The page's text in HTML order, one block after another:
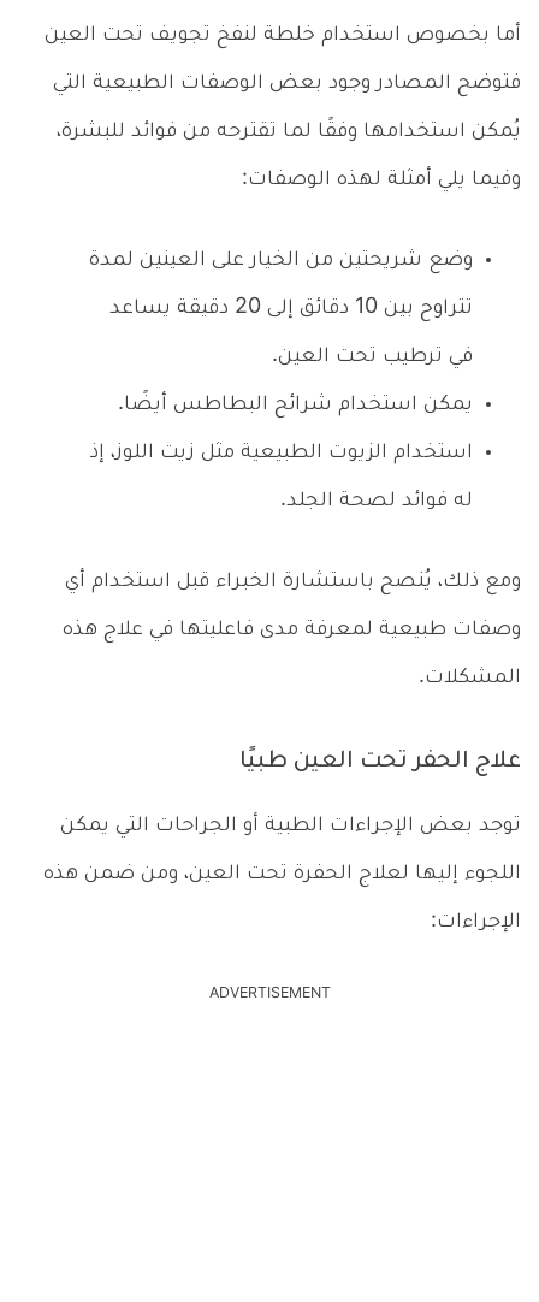
أما بخصوص استخدام خلطة لنفخ تجويف تحت العين
فتوضح المصادر وجود بعض الوصفات الطبيعية التي
يُمكن استخدامها وفقًا لما تقترحه من فوائد للبشرة،
وفيما يلي أمثلة لهذه الوصفات:
وضع شريحتين من الخيار على العينين لمدة
تتراوح بين 10 دقائق إلى 20 دقيقة يساعد
في ترطيب تحت العين.
يمكن استخدام شرائح البطاطس أيضًا.
استخدام الزيوت الطبيعية مثل زيت اللوز، إذ
له فوائد لصحة الجلد.
ومع ذلك، يُنصح باستشارة الخبراء قبل استخدام أي
وصفات طبيعية لمعرفة مدى فاعليتها في علاج هذه
المشكلات.
علاج الحفر تحت العين طبيًا
توجد بعض الإجراءات الطبية أو الجراحات التي يمكن
اللجوء إليها لعلاج الحفرة تحت العين، ومن ضمن هذه
الإجراءات:
ADVERTISEMENT